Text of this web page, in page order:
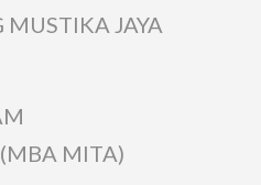
JAYA
MITA)